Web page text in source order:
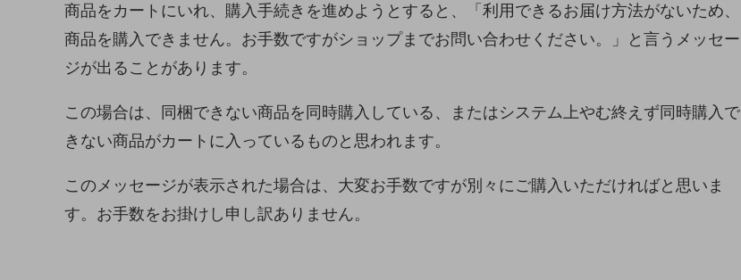
商品をカートにいれ、購入手続きを進めようとすると、「利用できるお届け方法がないため、
商品を購入できません。お手数ですがショップまでお問い合わせください。」と言うメッセー
ジが出ることがあります。
この場合は、同梱できない商品を同時購入している、またはシステム上やむ終えず同時購入で
きない商品がカートに入っているものと思われます。
このメッセージが表示された場合は、大変お手数ですが別々にご購入いただければと思いま
す。お手数をお掛けし申し訳ありません。